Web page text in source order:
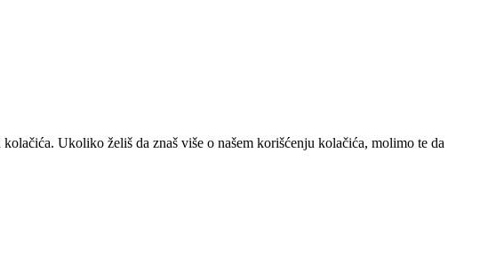
Ukoliko želiš da znaš više o našem korišćenju kolačića, molimo te da